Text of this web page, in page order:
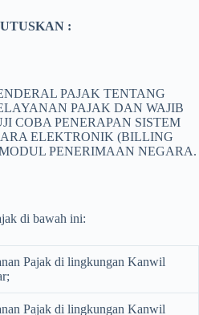
:
PAJAK TENTANG
PAJAK DAN WAJIB
COBA PENERAPAN SISTEM
ELEKTRONIK (BILLING
PENERIMAAN NEGARA.
di bawah ini:
Pajak di lingkungan Kanwil
Pajak di lingkungan Kanwil